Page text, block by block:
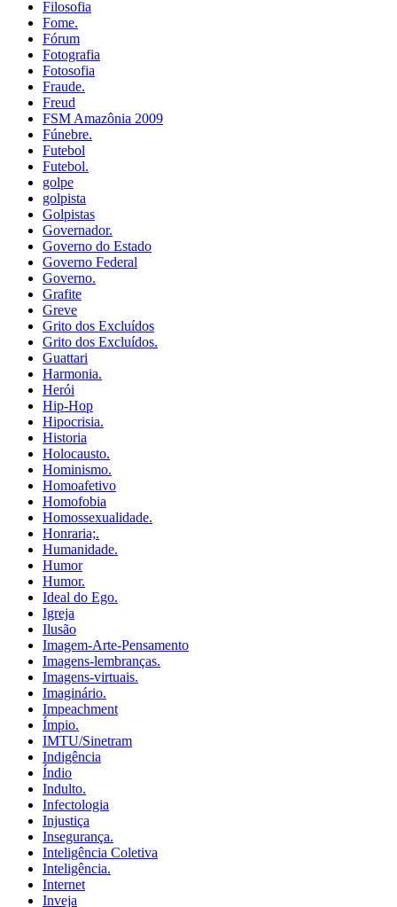
Filosofia
Fome.
Fórum
Fotografia
Fotosofia
Fraude.
Freud
FSM Amazônia 2009
Fúnebre.
Futebol
Futebol.
golpe
golpista
Golpistas
Governador.
Governo do Estado
Governo Federal
Governo.
Grafite
Greve
Grito dos Excluídos
Grito dos Excluídos.
Guattari
Harmonia.
Herói
Hip-Hop
Hipocrisia.
Historia
Holocausto.
Hominismo.
Homoafetivo
Homofobia
Homossexualidade.
Honraria;.
Humanidade.
Humor
Humor.
Ideal do Ego.
Igreja
Ilusão
Imagem-Arte-Pensamento
Imagens-lembranças.
Imagens-virtuais.
Imaginário.
Impeachment
Ímpio.
IMTU/Sinetram
Indigência
Índio
Indulto.
Infectologia
Injustiça
Insegurança.
Inteligência Coletiva
Inteligência.
Internet
Inveja